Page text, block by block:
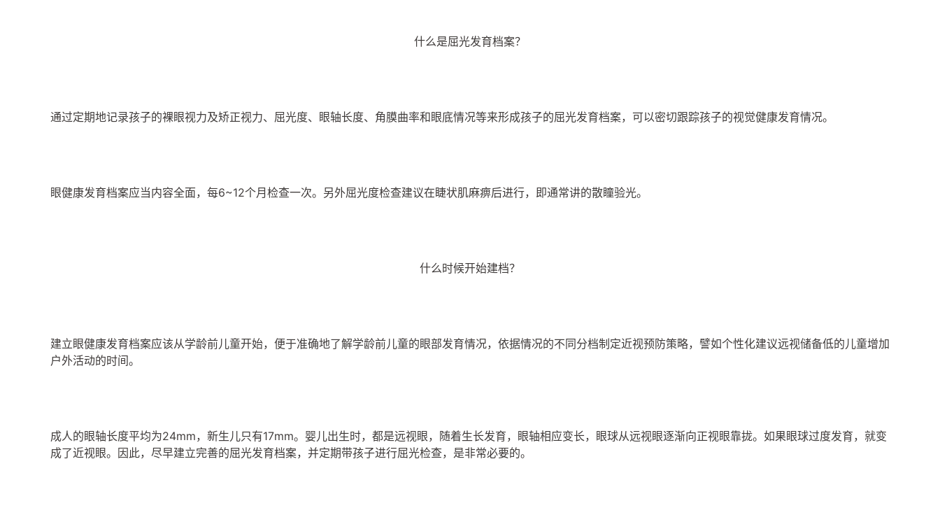
什么是屈光发育档案？
通过定期地记录孩子的裸眼视力及矫正视力、屈光度、眼轴长度、角膜曲率和眼底情况等来形成孩子的屈光发育档案，可以密切跟踪孩子的视觉健康发育情况。
眼健康发育档案应当内容全面，每6~12个月检查一次。另外屈光度检查建议在睫状肌麻痹后进行，即通常讲的散瞳验光。
什么时候开始建档？
建立眼健康发育档案应该从学龄前儿童开始，便于准确地了解学龄前儿童的眼部发育情况，依据情况的不同分档制定近视预防策略，譬如个性化建议远视储备低的儿童增加
户外活动的时间。
成人的眼轴长度平均为24mm，新生儿只有17mm。婴儿出生时，都是远视眼，随着生长发育，眼轴相应变长，眼球从远视眼逐渐向正视眼靠拢。如果眼球过度发育，就变
成了近视眼。因此，尽早建立完善的屈光发育档案，并定期带孩子进行屈光检查，是非常必要的。